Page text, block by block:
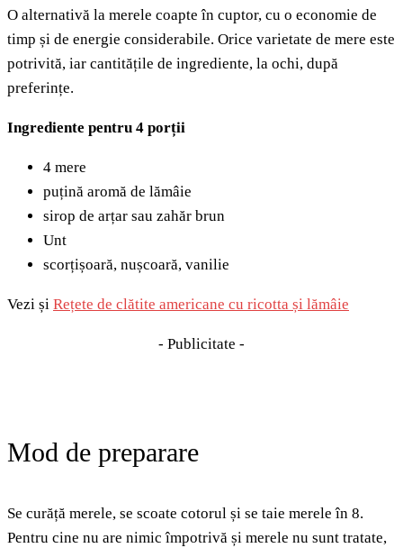
O alternativă la merele coapte în cuptor, cu o economie de
timp și de energie considerabile. Orice varietate de mere este
potrivită, iar cantitățile de ingrediente, la ochi, după
preferințe.
Ingrediente pentru 4 porții
4 mere
puțină aromă de lămâie
sirop de arțar sau zahăr brun
Unt
scorțișoară, nușcoară, vanilie
Vezi și Rețete de clătite americane cu ricotta și lămâie
- Publicitate -
Mod de preparare
Se curăță merele, se scoate cotorul și se taie merele în 8.
Pentru cine nu are nimic împotrivă și merele nu sunt tratate,